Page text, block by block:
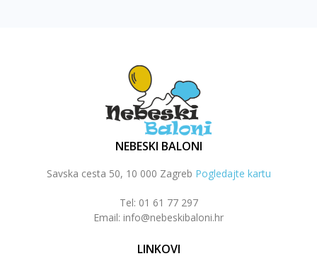
NEBESKI BALONI
Savska cesta 50, 10 000 Zagreb Pogledajte kartu
Tel: 01 61 77 297
Email: info@nebeskibaloni.hr
LINKOVI